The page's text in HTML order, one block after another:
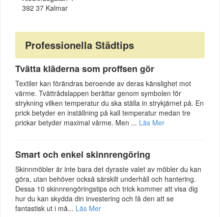
392 37 Kalmar
Professionella Städtips
Tvätta kläderna som proffsen gör
Textiler kan förändras beroende av deras känslighet mot
värme. Tvättrådslappen berättar genom symbolen för
strykning vilken temperatur du ska ställa in strykjärnet på. En
prick betyder en inställning på kall temperatur medan tre
prickar betyder maximal värme. Men ... Läs Mer
Smart och enkel skinnrengöring
Skinnmöbler är inte bara det dyraste valet av möbler du kan
göra, utan behöver också särskilt underhåll och hantering.
Dessa 10 skinnrengöringstips och trick kommer att visa dig
hur du kan skydda din investering och få den att se
fantastisk ut i må... Läs Mer